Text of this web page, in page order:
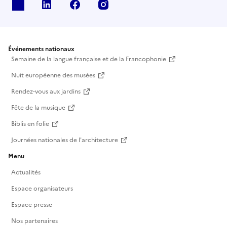
Linkedin Facebook
Événements nationaux
Semaine de la langue française et de la Francophonie
Nuit européenne des musées
Rendez-vous aux jardins
Fête de la musique
Biblis en folie
Journées nationales de l'architecture
Menu
Actualités
Espace organisateurs
Espace presse
Nos partenaires